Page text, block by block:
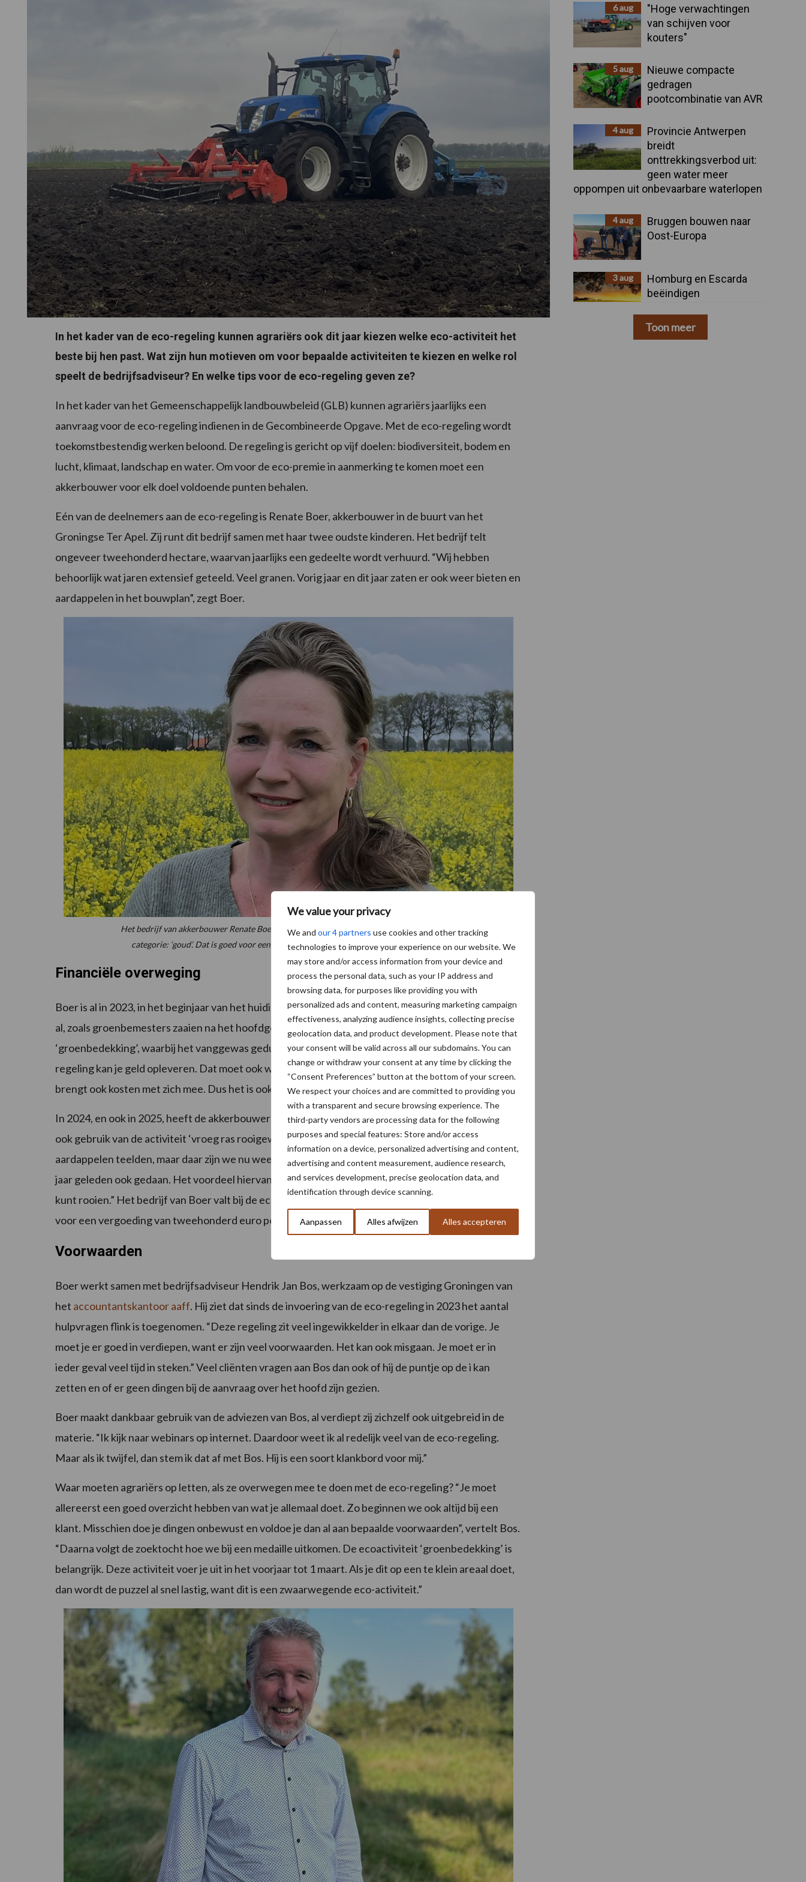
We value your privacy
We and our 4 partners use cookies and other tracking
technologies to improve your experience on our website. We
may store and/or access information from your device and
process the personal data, such as your IP address and
browsing data, for purposes like providing you with
personalized ads and content, measuring marketing campaign
effectiveness, analyzing audience insights, collecting precise
geolocation data, and product development. Please note that
your consent will be valid across all our subdomains. You can
change or withdraw your consent at any time by clicking the
“Consent Preferences” button at the bottom of your screen.
We respect your choices and are committed to providing you
with a transparent and secure browsing experience. The
third-party vendors are processing data for the following
purposes and special features: Store and/or access
information on a device, personalized advertising and content,
advertising and content measurement, audience research,
and services development, precise geolocation data, and
identification through device scanning.
Aanpassen Alles afwijzen Alles accepteren
In het kader van de eco-regeling kunnen agrariërs ook dit jaar kiezen welke eco-activiteit het
beste bij hen past. Wat zijn hun motieven om voor bepaalde activiteiten te kiezen en welke rol
speelt de bedrijfsadviseur? En welke tips voor de eco-regeling geven ze?
In het kader van het Gemeenschappelijk landbouwbeleid (GLB) kunnen agrariërs jaarlijks een
aanvraag voor de eco-regeling indienen in de Gecombineerde Opgave. Met de eco-regeling wordt
toekomstbestendig werken beloond. De regeling is gericht op vijf doelen: biodiversiteit, bodem en
lucht, klimaat, landschap en water. Om voor de eco-premie in aanmerking te komen moet een
akkerbouwer voor elk doel voldoende punten behalen.
Eén van de deelnemers aan de eco-regeling is Renate Boer, akkerbouwer in de buurt van het
Groningse Ter Apel. Zij runt dit bedrijf samen met haar twee oudste kinderen. Het bedrijf telt
ongeveer tweehonderd hectare, waarvan jaarlijks een gedeelte wordt verhuurd. “Wij hebben
behoorlijk wat jaren extensief geteeld. Veel granen. Vorig jaar en dit jaar zaten er ook weer bieten en
aardappelen in het bouwplan”, zegt Boer.
Het bedrijf van akkerbouwer Renate Boer uit Ter Apel valt bij de eco-regeling in de hoogste
categorie: ‘goud’. Dat is goed voor een vergoeding van tweehonderd euro per hectare.
Financiële overweging
Boer is al in 2023, in het beginjaar van het huidige GLB, ingestapt. “Bepaalde activiteiten deden wij
al, zoals groenbemesters zaaien na het hoofdgewas.” Het gaat hierbij om de eco-activiteit
‘groenbedekking’, waarbij het vanggewas gedurende de winter op een perceel blijft staan. “De eco-
regeling kan je geld opleveren. Dat moet ook wel, want het uitvoeren van deze werkzaamheden
brengt ook kosten met zich mee. Dus het is ook een financiële overweging om hieraan mee te doen.”
In 2024, en ook in 2025, heeft de akkerbouwer deze activiteit voortgezet. Daarnaast maakt ze nu
ook gebruik van de activiteit ‘vroeg ras rooigewas’. “Dat deden we daarvoor niet, omdat wij geen
aardappelen teelden, maar daar zijn we nu weer mee begonnen. Vroeg rooien hebben we zo’n tien
jaar geleden ook gedaan. Het voordeel hiervan is dat je nog een volggewas kunt telen, als je op tijd
kunt rooien.” Het bedrijf van Boer valt bij de eco-regeling in de hoogste categorie: goud. Dat is goed
voor een vergoeding van tweehonderd euro per hectare.
Voorwaarden
Boer werkt samen met bedrijfsadviseur Hendrik Jan Bos, werkzaam op de vestiging Groningen van
het accountantskantoor aaff. Hij ziet dat sinds de invoering van de eco-regeling in 2023 het aantal
hulpvragen flink is toegenomen. “Deze regeling zit veel ingewikkelder in elkaar dan de vorige. Je
moet je er goed in verdiepen, want er zijn veel voorwaarden. Het kan ook misgaan. Je moet er in
ieder geval veel tijd in steken.” Veel cliënten vragen aan Bos dan ook of hij de puntje op de i kan
zetten en of er geen dingen bij de aanvraag over het hoofd zijn gezien.
Boer maakt dankbaar gebruik van de adviezen van Bos, al verdiept zij zichzelf ook uitgebreid in de
materie. “Ik kijk naar webinars op internet. Daardoor weet ik al redelijk veel van de eco-regeling.
Maar als ik twijfel, dan stem ik dat af met Bos. Hij is een soort klankbord voor mij.”
Waar moeten agrariërs op letten, als ze overwegen mee te doen met de eco-regeling? “Je moet
allereerst een goed overzicht hebben van wat je allemaal doet. Zo beginnen we ook altijd bij een
klant. Misschien doe je dingen onbewust en voldoe je dan al aan bepaalde voorwaarden”, vertelt Bos.
“Daarna volgt de zoektocht hoe we bij een medaille uitkomen. De ecoactiviteit ‘groenbedekking’ is
belangrijk. Deze activiteit voer je uit in het voorjaar tot 1 maart. Als je dit op een te klein areaal doet,
dan wordt de puzzel al snel lastig, want dit is een zwaarwegende eco-activiteit.”
Sidebar6 aug
"Hoge verwachtingen
van schijven voor
kouters"
5 aug
Nieuwe compacte
gedragen
pootcombinatie van AVR
4 aug
Provincie Antwerpen
breidt
onttrekkingsverbod uit:
geen water meer
oppompen uit onbevaarbare waterlopen
4 aug
Bruggen bouwen naar
Oost-Europa
3 aug
Homburg en Escarda
beëindigen
Toon meer